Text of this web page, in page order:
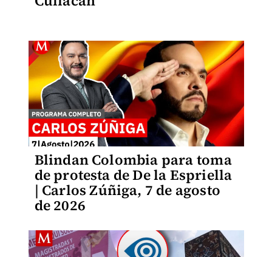
Blindan Colombia para toma
de protesta de De la Espriella
| Carlos Zúñiga, 7 de agosto
de 2026